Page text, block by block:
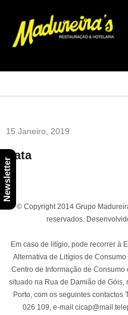
15 Janeiro, 2019
Data
© Copyright 2014 Grupo
reservados.
Em caso de litígio, pode recorrer à
Alternativa de Litígios de
Centro de Informação de Consumo
situado na Rua de Damião de Góis,
Porto, com os seguintes contactos
026 109, e-mail
Newsletter